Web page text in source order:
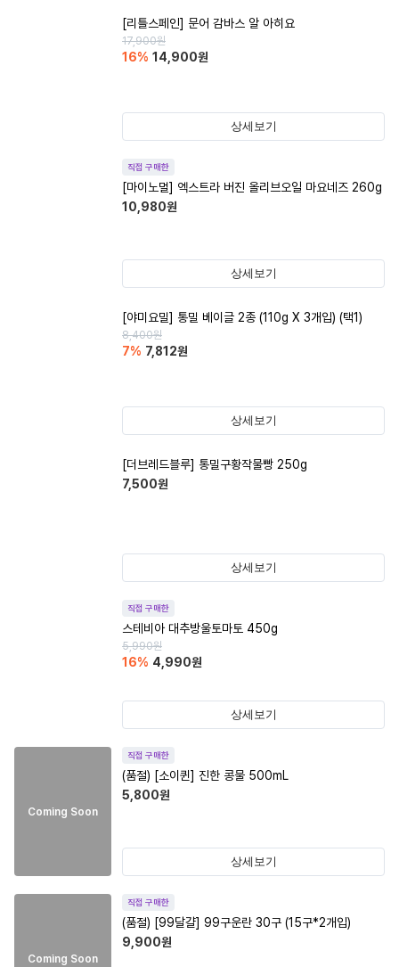
[리틀스페인] 문어 감바스 알 아히요
17,900원
16% 14,900원
상세보기
직접 구매한
[마이노멀] 엑스트라 버진 올리브오일 마요네즈 260g
10,980원
상세보기
[야미요밀] 통밀 베이글 2종 (110g X 3개입) (택1)
8,400원
7% 7,812원
상세보기
[더브레드블루] 통밀구황작물빵 250g
7,500원
상세보기
직접 구매한
스테비아 대추방울토마토 450g
5,990원
16% 4,990원
상세보기
Coming Soon
직접 구매한
(품절) [소이퀸] 진한 콩물 500mL
5,800원
상세보기
Coming Soon
직접 구매한
(품절) [99달걀] 99구운란 30구 (15구*2개입)
9,900원